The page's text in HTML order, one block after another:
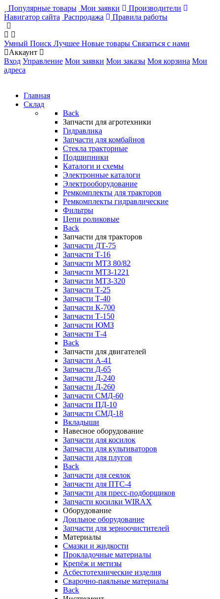
Популярные товары Мои заявки
Производители
Навигатор сайта Распродажа Правила работы
Умный Поиск Лучшее Новые товары Связаться с нами
Аккаунт
Вход Управление Мои заявки Мои заказы Моя корзина Мои
адреса
Главная
Склад
Back
Запчасти для агротехники
Гидравлика
Запчасти для комбайнов
Стекла тракторные
Подшипники
Каталоги и схемы
Электронные каталоги
Электрооборудование
Ремкомплекты для тракторов
Ремкомплекты гидравлические
Фильтры
Цепи роликовые
Back
Запчасти для тракторов
Запчасти ДТ-75
Запчасти Т-16
Запчасти МТЗ 80/82
Запчасти МТЗ-1221
Запчасти МТЗ-320
Запчасти Т-25
Запчасти Т-40
Запчасти К-700
Запчасти Т-150
Запчасти ЮМЗ
Запчасти Т-4
Back
Запчасти для двигателей
Запчасти А-41
Запчасти Д-65
Запчасти Д-240
Запчасти Д-260
Запчасти СМД-60
Запчасти ПД-10
Запчасти СМД-18
Вкладыши
Навесное оборудование
Запчасти для косилок
Запчасти для культиваторов
Запчасти для плугов
Back
Запчасти для сеялок
Запчасти для ПТС-4
Запчасти для пресс-подборщиков
Запчасти косилки WIRAX
Оборудование
Доильное оборудование
Запчасти для зерноочистителей
Материалы
Смазки и жидкости
Прокладочные материалы
Крепёж и метизы
Асбестотехнические изделия
Сварочно-паяльные материалы
Back